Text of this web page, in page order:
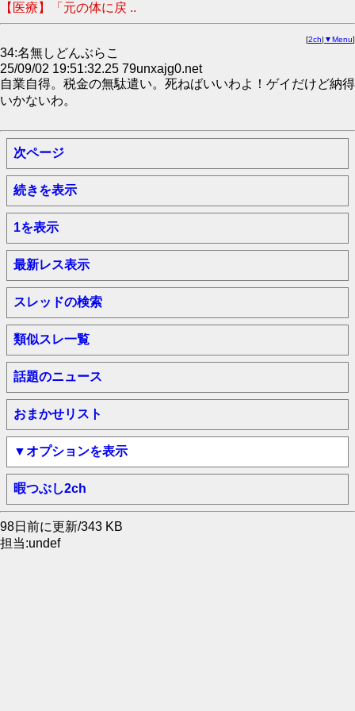
【医療】「元の体に戻 ..
[2ch| ▼Menu]
34:名無しどんぶらこ
25/09/02 19:51:32.25 79unxajg0.net
自業自得。税金の無駄遣い。死ねばいいわよ！ゲイだけど納得
いかないわ。
次ページ
続きを表示
1を表示
最新レス表示
スレッドの検索
類似スレ一覧
話題のニュース
おまかせリスト
▼オプションを表示
暇つぶし2ch
98日前に更新/343 KB
担当:undef